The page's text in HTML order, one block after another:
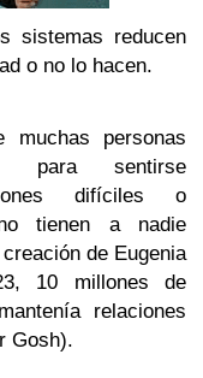
sistemas reducen
o no lo hacen.
muchas personas
para sentirse
difíciles o
tienen a nadie
de Eugenia
10 millones de
relaciones
Gosh).